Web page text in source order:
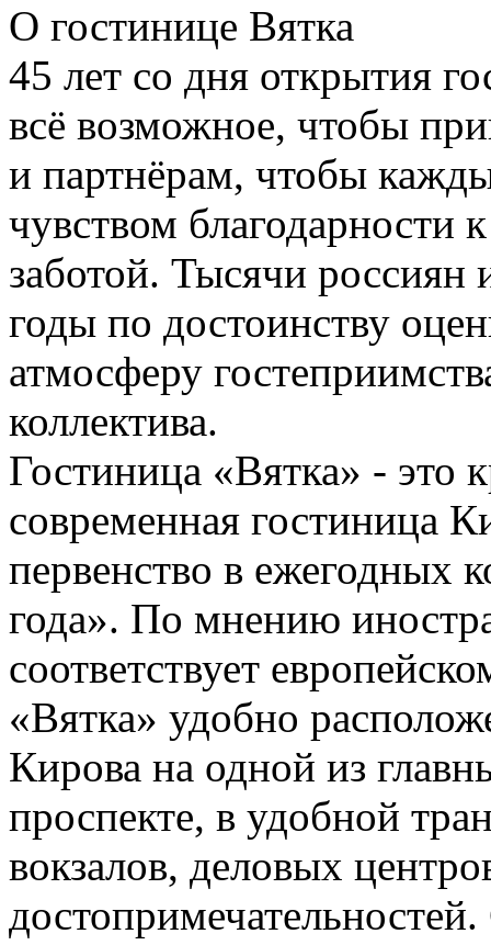
О гостинице Вятка
45 лет со дня открытия
всё возможное, чтобы
и партнёрам, чтобы
чувством
заботой. Тысячи россиян
годы по достоинству
атмосферу
коллектива.
Гостиница «Вятка» - это
современная гостиница
первенство в ежегодных
года». По мнению
соответствует
«Вятка» удобно
Кирова на одной из
проспекте, в удобной
вокзалов, деловых